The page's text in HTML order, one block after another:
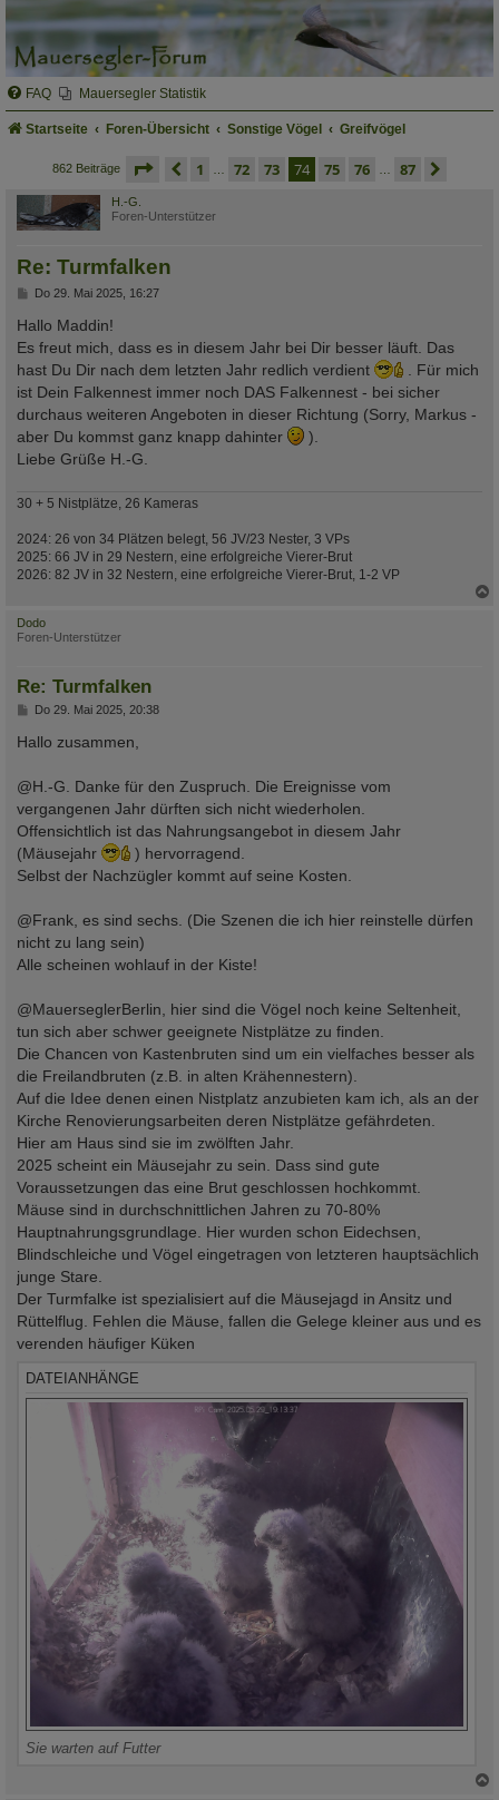
FAQ Mauersegler Statistik
Startseite Foren-Übersicht Sonstige Vögel Greifvögel
862 Beiträge seite 74 von 87
vorherige
1 72 73 74 75 76 87
H.-G.
Foren-Unterstützer
Re: Turmfalken
B
i
t
r
g
Do 29. Mai 2025, 16:27
Hallo Maddin!
Es freut mich, dass es in diesem Jahr bei Dir besser läuft. Das
hast Du Dir nach dem letzten Jahr redlich verdient
. Für mich
ist Dein Falkennest immer noch DAS Falkennest - bei sicher
durchaus weiteren Angeboten in dieser Richtung (Sorry, Markus -
aber Du kommst ganz knapp dahinter
).
Liebe Grüße H.-G.
30 + 5 Nistplätze, 26 Kameras
2024: 26 von 34 Plätzen belegt, 56 JV/23 Nester, 3 VPs
2025: 66 JV in 29 Nestern, eine erfolgreiche Vierer-Brut
2026: 82 JV in 32 Nestern, eine erfolgreiche Vierer-Brut, 1-2 VP
Dodo
Foren-Unterstützer
Re: Turmfalken
B
i
t
a
g
Do 29. Mai 2025, 20:38
Hallo zusammen,
@H.-G. Danke für den Zuspruch. Die Ereignisse vom
vergangenen Jahr dürften sich nicht wiederholen.
Offensichtlich ist das Nahrungsangebot in diesem Jahr
(Mäusejahr
) hervorragend.
Selbst der Nachzügler kommt auf seine Kosten.
@Frank, es sind sechs. (Die Szenen die ich hier reinstelle dürfen
nicht zu lang sein)
Alle scheinen wohlauf in der Kiste!
@MauerseglerBerlin, hier sind die Vögel noch keine Seltenheit,
tun sich aber schwer geeignete Nistplätze zu finden.
Die Chancen von Kastenbruten sind um ein vielfaches besser als
die Freilandbruten (z.B. in alten Krähennestern).
Auf die Idee denen einen Nistplatz anzubieten kam ich, als an der
Kirche Renovierungsarbeiten deren Nistplätze gefährdeten.
Hier am Haus sind sie im zwölften Jahr.
2025 scheint ein Mäusejahr zu sein. Dass sind gute
Voraussetzungen das eine Brut geschlossen hochkommt.
Mäuse sind in durchschnittlichen Jahren zu 70-80%
Hauptnahrungsgrundlage. Hier wurden schon Eidechsen,
Blindschleiche und Vögel eingetragen von letzteren hauptsächlich
junge Stare.
Der Turmfalke ist spezialisiert auf die Mäusejagd in Ansitz und
Rüttelflug. Fehlen die Mäuse, fallen die Gelege kleiner aus und es
verenden häufiger Küken
DATEIANHÄNGE
Sie warten auf Futter